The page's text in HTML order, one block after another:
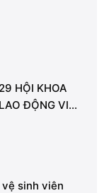
ĐỘNG VIỆT
sinh viên